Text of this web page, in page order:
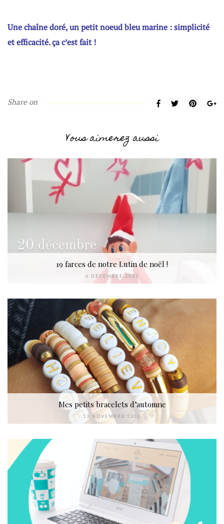
Une chaîne doré, un petit noeud bleu marine : simplicité
et efficacité. ça c’est fait !
Share on
Vous aimerez aussi
19 farces de notre Lutin de noël !
6 DÉCEMBRE 2022
Mes petits bracelets d’automne
13 NOVEMBRE 2022